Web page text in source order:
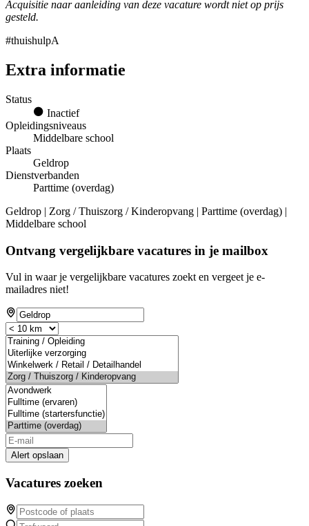
Acquisitie naar aanleiding van deze vacature wordt niet op prijs
gesteld.
#thuishulpA
Extra informatie
Status
Inactief
Opleidingsniveaus
Middelbare school
Plaats
Geldrop
Dienstverbanden
Parttime (overdag)
Geldrop | Zorg / Thuiszorg / Kinderopvang | Parttime (overdag) |
Middelbare school
Ontvang vergelijkbare vacatures in je mailbox
Vul in waar je vergelijkbare vacatures zoekt en vergeet je e-
mailadres niet!
Alert opslaan
Vacatures zoeken